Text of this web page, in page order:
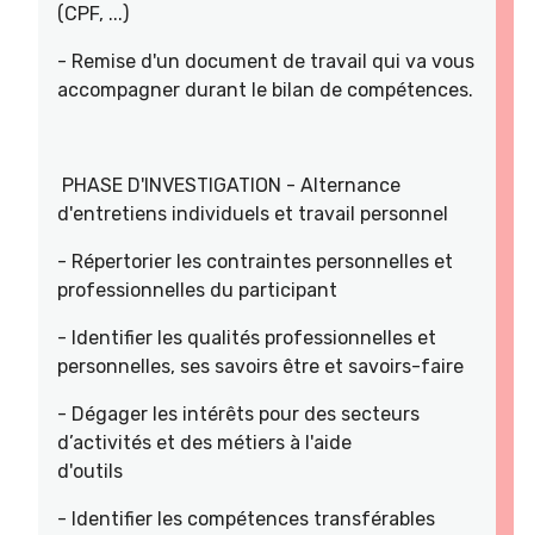
(CPF, ...)
- Remise d'un document de travail qui va vous
accompagner durant le bilan de compétences.
PHASE D'INVESTIGATION - Alternance
d'entretiens individuels et travail personnel
- Répertorier les contraintes personnelles et
professionnelles du participant
- Identifier les qualités professionnelles et
personnelles, ses savoirs être et savoirs-faire
- Dégager les intérêts pour des secteurs
d’activités et des métiers à l'aide
d'outils
- Identifier les compétences transférables